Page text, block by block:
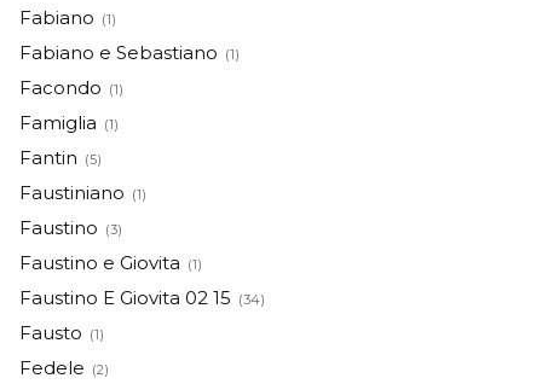
Fabiano (1)
Fabiano e Sebastiano (1)
Facondo (1)
Famiglia (1)
Fantin (5)
Faustiniano (1)
Faustino (3)
Faustino e Giovita (1)
Faustino E Giovita 02 15 (34)
Fausto (1)
Fedele (2)